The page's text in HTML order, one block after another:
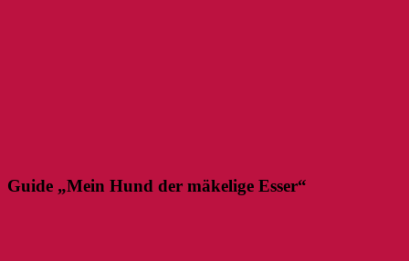
Guide „Mein Hund der mäkelige Esser“